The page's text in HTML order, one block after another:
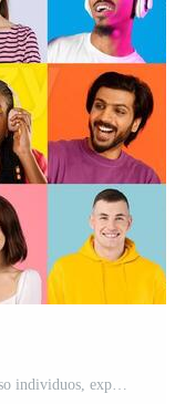
esta vibrante retrato colección vitrinas diverso individuos, expresando un rango de emociones y experiencias ese realce estilos de vida y conexiones Foto Pro